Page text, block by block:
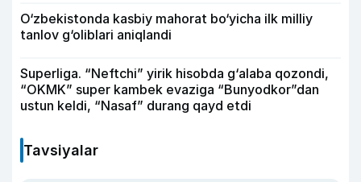
O‘zbekistonda kasbiy mahorat bo‘yicha ilk milliy
tanlov g‘oliblari aniqlandi
Superliga. “Neftchi” yirik hisobda g‘alaba qozondi,
“OKMK” super kambek evaziga “Bunyodkor”dan
ustun keldi, “Nasaf” durang qayd etdi
Tavsiyalar